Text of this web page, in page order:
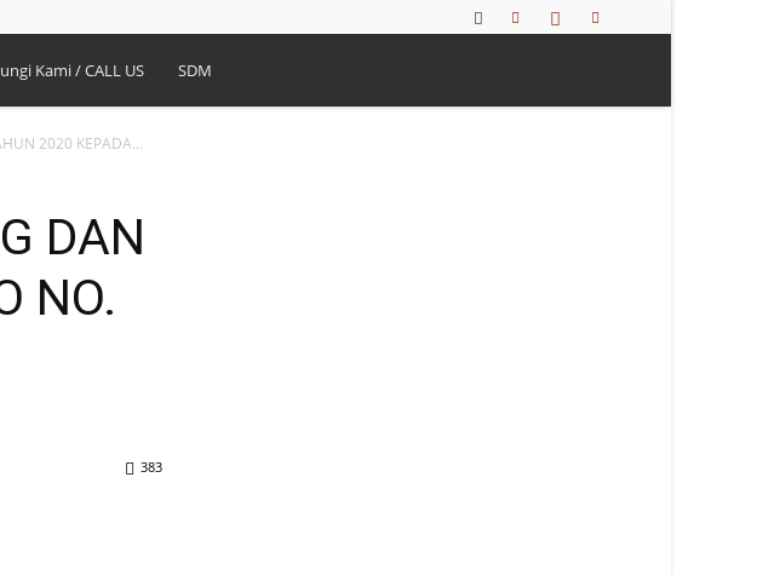
Kami / CALL US SDM
2020 KEPADA...
DAN
NO.
383